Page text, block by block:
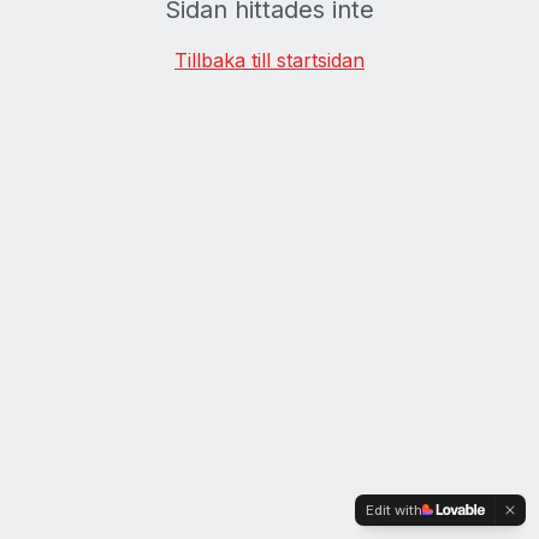
Sidan hittades inte
Tillbaka till startsidan
Edit with